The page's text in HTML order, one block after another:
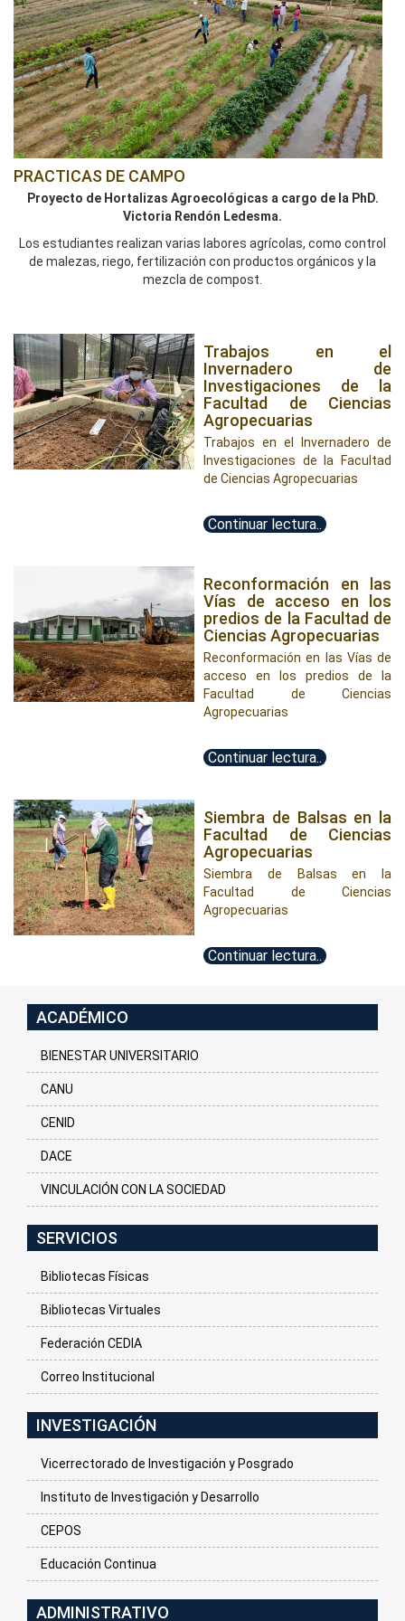
PRACTICAS DE CAMPO
Proyecto de Hortalizas Agroecológicas a cargo de la PhD.
Victoria Rendón Ledesma.
Los estudiantes realizan varias labores agrícolas, como control
de malezas, riego, fertilización con productos orgánicos y la
mezcla de compost.
Trabajos en el
Invernadero de
Investigaciones de la
Facultad de Ciencias
Agropecuarias
Trabajos en el Invernadero de
Investigaciones de la Facultad
de Ciencias Agropecuarias
Continuar lectura..
Reconformación en las
Vías de acceso en los
predios de la Facultad de
Ciencias Agropecuarias
Reconformación en las Vías de
acceso en los predios de la
Facultad de Ciencias
Agropecuarias
Continuar lectura..
Siembra de Balsas en la
Facultad de Ciencias
Agropecuarias
Siembra de Balsas en la
Facultad de Ciencias
Agropecuarias
Continuar lectura..
ACADÉMICO
BIENESTAR UNIVERSITARIO
CANU
CENID
DACE
VINCULACIÓN CON LA SOCIEDAD
SERVICIOS
Bibliotecas Físicas
Bibliotecas Virtuales
Federación CEDIA
Correo Institucional
INVESTIGACIÓN
Vicerrectorado de Investigación y Posgrado
Instituto de Investigación y Desarrollo
CEPOS
Educación Continua
ADMINISTRATIVO